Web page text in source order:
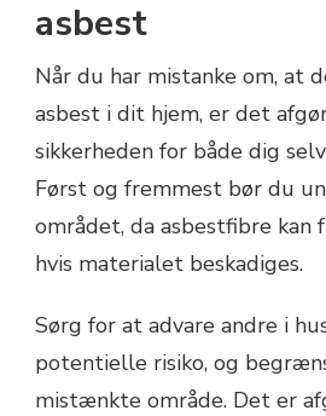
asbest
Når du har mistanke om, at
asbest i dit hjem, er det
sikkerheden for både dig
Først og fremmest bør du
området, da asbestfibre kan
hvis materialet beskadiges.
Sørg for at advare andre i
potentielle risiko, og
mistænkte område. Det er